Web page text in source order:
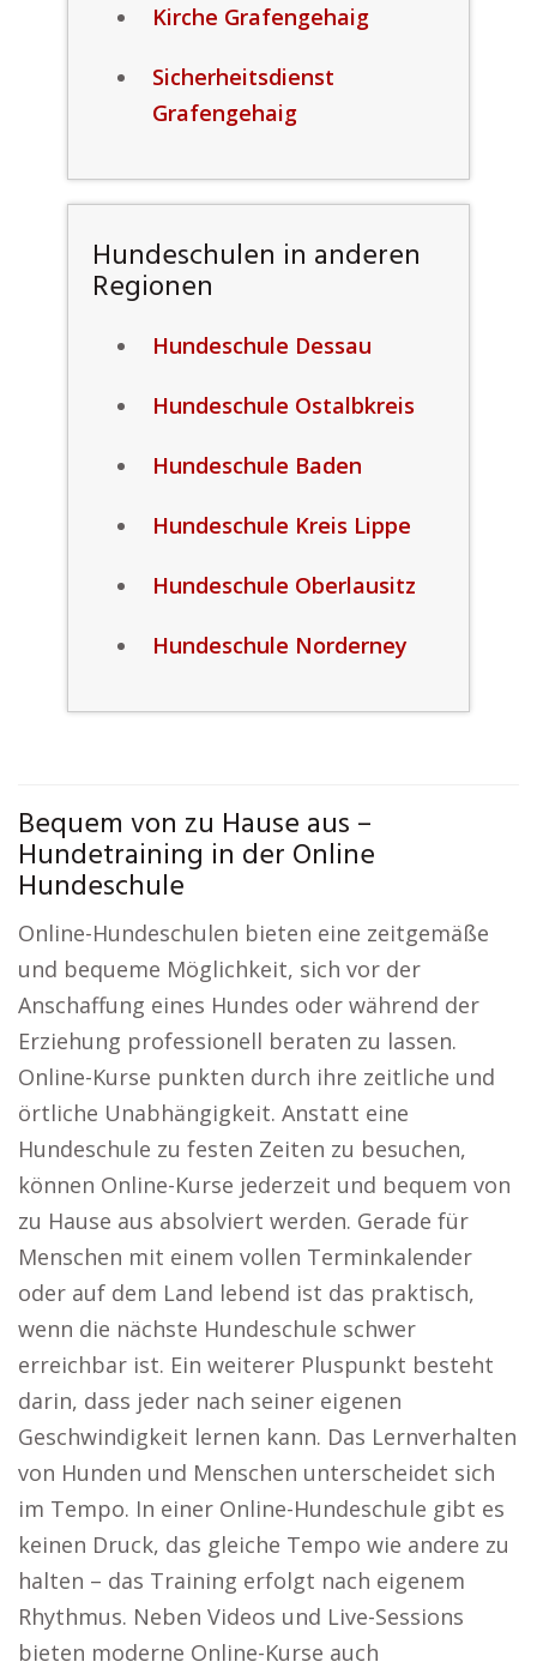
Kirche Grafengehaig
Sicherheitsdienst
Grafengehaig
Hundeschulen in anderen
Regionen
Hundeschule Dessau
Hundeschule Ostalbkreis
Hundeschule Baden
Hundeschule Kreis Lippe
Hundeschule Oberlausitz
Hundeschule Norderney
Bequem von zu Hause aus –
Hundetraining in der Online
Hundeschule
Online-Hundeschulen bieten eine zeitgemäße
und bequeme Möglichkeit, sich vor der
Anschaffung eines Hundes oder während der
Erziehung professionell beraten zu lassen.
Online-Kurse punkten durch ihre zeitliche und
örtliche Unabhängigkeit. Anstatt eine
Hundeschule zu festen Zeiten zu besuchen,
können Online-Kurse jederzeit und bequem von
zu Hause aus absolviert werden. Gerade für
Menschen mit einem vollen Terminkalender
oder auf dem Land lebend ist das praktisch,
wenn die nächste Hundeschule schwer
erreichbar ist. Ein weiterer Pluspunkt besteht
darin, dass jeder nach seiner eigenen
Geschwindigkeit lernen kann. Das Lernverhalten
von Hunden und Menschen unterscheidet sich
im Tempo. In einer Online-Hundeschule gibt es
keinen Druck, das gleiche Tempo wie andere zu
halten – das Training erfolgt nach eigenem
Rhythmus. Neben Videos und Live-Sessions
bieten moderne Online-Kurse auch